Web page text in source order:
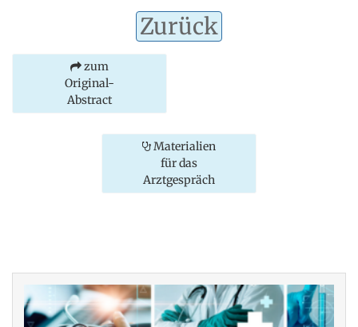
Zurück
zum
Original-
Abstract
Materialien
für das
Arztgespräch